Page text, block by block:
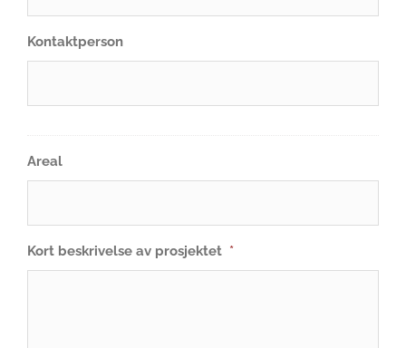
Kontaktperson
Areal
Kort beskrivelse av prosjektet *